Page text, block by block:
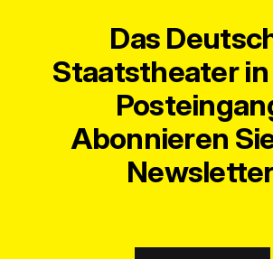
Das
Staatstheater
Abonnieren